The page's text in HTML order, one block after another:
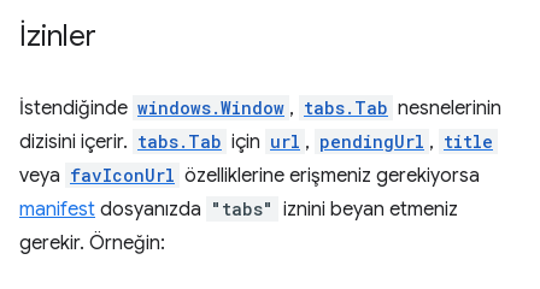
İzinler
İstendiğinde windows.Window , tabs.Tab nesnelerinin
dizisini içerir. tabs.Tab için url , pendingUrl , title
veya favIconUrl özelliklerine erişmeniz gerekiyorsa
manifest dosyanızda "tabs" iznini beyan etmeniz
gerekir. Örneğin: